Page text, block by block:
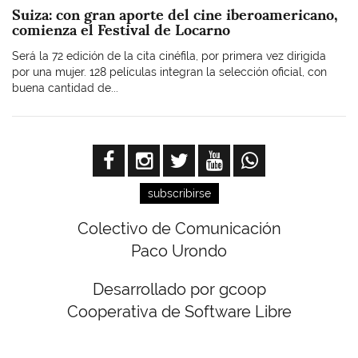
Suiza: con gran aporte del cine iberoamericano,
comienza el Festival de Locarno
Será la 72 edición de la cita cinéfila, por primera vez dirigida
por una mujer. 128 películas integran la selección oficial, con
buena cantidad de...
subscribirse
Colectivo de Comunicación
Paco Urondo
Desarrollado por gcoop
Cooperativa de Software Libre